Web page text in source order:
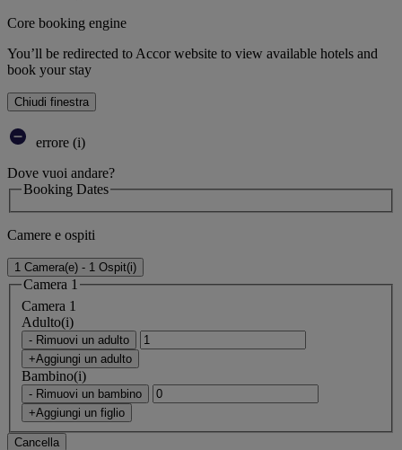
Core booking engine
You’ll be redirected to Accor website to view available hotels and
book your stay
Chiudi finestra
errore (i)
Dove vuoi andare?
Booking Dates
Camere e ospiti
1 Camera(e) - 1 Ospit(i)
Camera 1
Camera 1
Adulto(i)
- Rimuovi un adulto
+Aggiungi un adulto
Bambino(i)
- Rimuovi un bambino
+Aggiungi un figlio
Cancella